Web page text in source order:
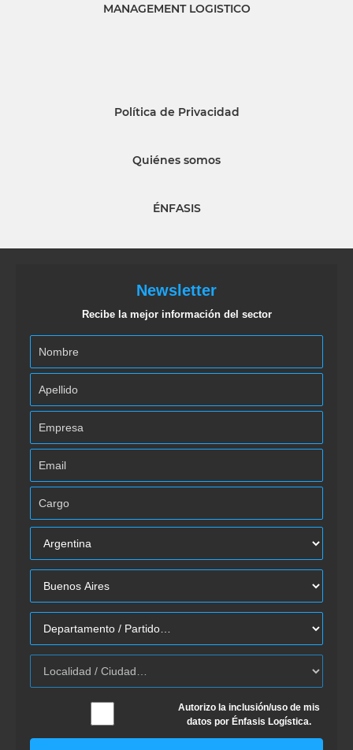
MANAGEMENT LOGISTICO
Política de Privacidad
Quiénes somos
ÉNFASIS
Newsletter
Recibe la mejor información del sector
Autorizo la inclusión/uso de mis
datos por Énfasis Logística.